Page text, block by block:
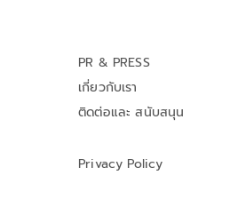
PR & PRESS
เกี่ยวกับเรา
ติดต่อและ สนับสนุน
Privacy Policy